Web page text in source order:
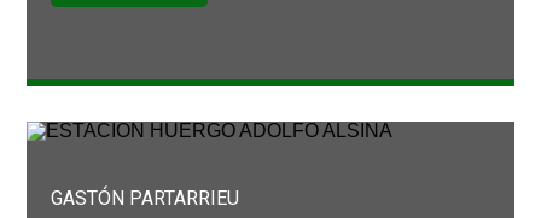
GASTÓN PARTARRIEU